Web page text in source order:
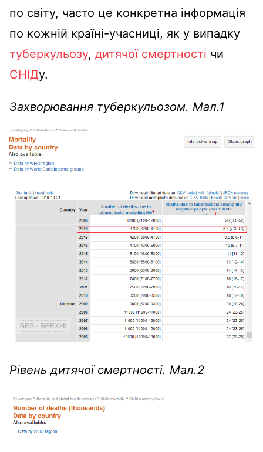
по світу, часто це конкретна інформація
по кожній країні-учасниці, як у випадку
туберкульозу, дитячої смертності чи
СНІДу.
Захворювання туберкульозом. Мал.1
Рівень дитячої смертності. Мал.2